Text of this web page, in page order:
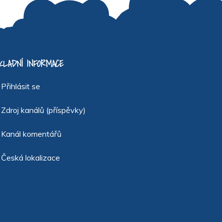
INFORMACE
Přihlásit se
Zdroj kanálů (příspěvky)
Kanál komentářů
Česká lokalizace